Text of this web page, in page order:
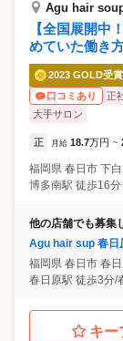
Agu hair
【全国展開中
めていた働き
2023 GOLD受賞
口コミあり
正
大手サロン
正 月給 18.7万円 ~
福岡県 春日市 下
博多南駅 徒歩16分
他の店舗でも募集
Agu hair sup 春日
福岡県 春日市 春
春日原駅 徒歩3分/
キー